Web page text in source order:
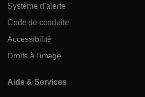
Système d’alerte
Code de conduite
Accessibilité
Droits à l'image
Aide & Services